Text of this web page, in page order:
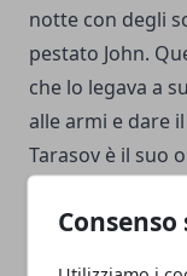
notte con degli
pestato John.
che lo legava a
alle armi e dare
Tarasov è il suo